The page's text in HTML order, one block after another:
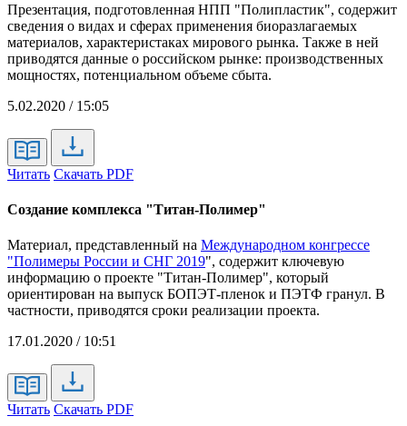
Презентация, подготовленная НПП "Полипластик", содержит
сведения о видах и сферах применения биоразлагаемых
материалов, характеристаках мирового рынка. Также в ней
приводятся данные о российском рынке: производственных
мощностях, потенциальном объеме сбыта.
5.02.2020 / 15:05
Читать Скачать PDF
Создание комплекса "Титан-Полимер"
Материал, представленный на Международном конгрессе
"Полимеры России и СНГ 2019", содержит ключевую
информацию о проекте "Титан-Полимер", который
ориентирован на выпуск БОПЭТ-пленок и ПЭТФ гранул. В
частности, приводятся сроки реализации проекта.
17.01.2020 / 10:51
Читать Скачать PDF